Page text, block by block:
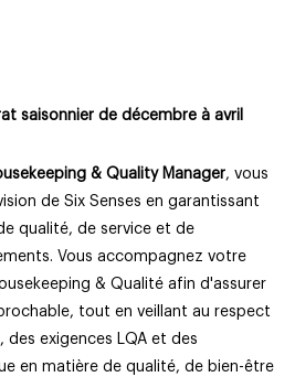
saisonnier de décembre à avril
& Quality Manager, vous
de Six Senses en garantissant
qualité, de service et de
Vous accompagnez votre
& Qualité afin d'assurer
tout en veillant au respect
des exigences LQA et des
en matière de qualité, de bien-être